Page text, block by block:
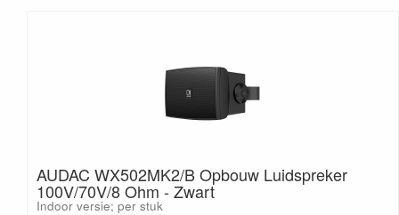
AUDAC WX502MK2/B Opbouw Luidspreker
100V/70V/8 Ohm - Zwart
Indoor versie; per stuk